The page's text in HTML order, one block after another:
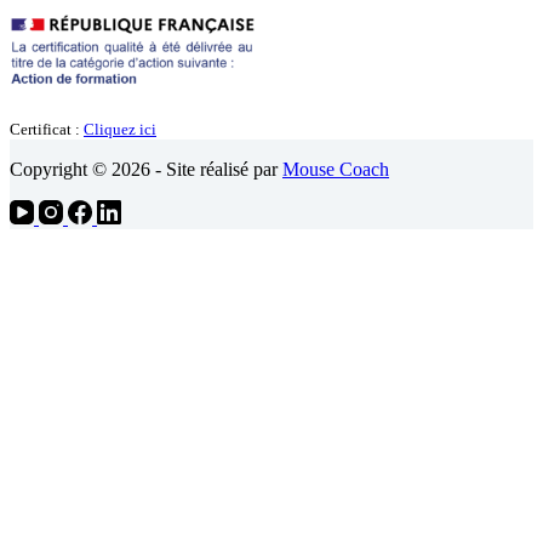
Certificat : Cliquez ici
Copyright © 2026 - Site réalisé parMouse Coach